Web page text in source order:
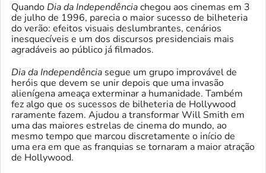
Quando Dia da Independênciachegou aos cinemas em 3
de julho de 1996, parecia o maior sucesso de bilheteria
do verão: efeitos visuais deslumbrantes, cenários
inesquecíveis e um dos discursos presidenciais mais
agradáveis ​​​​ao público já filmados.
Dia da Independência segue um grupo improvável de
heróis que devem se unir depois que uma invasão
alienígena ameaça exterminar a humanidade. Também
fez algo que os sucessos de bilheteria de Hollywood
raramente fazem. Ajudou a transformar Will Smith em
uma das maiores estrelas de cinema do mundo, ao
mesmo tempo que marcou discretamente o início de
uma era em que as franquias se tornaram a maior atração
de Hollywood.